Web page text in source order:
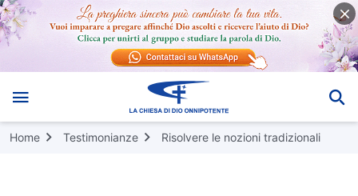
Home Testimonianze Risolvere le nozioni tradizionali